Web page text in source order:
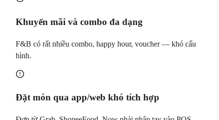
Khuyến mãi và combo đa dạng
F&B có rất nhiều combo, happy hour, voucher — khó cấu
hình.
Đặt món qua app/web khó tích hợp